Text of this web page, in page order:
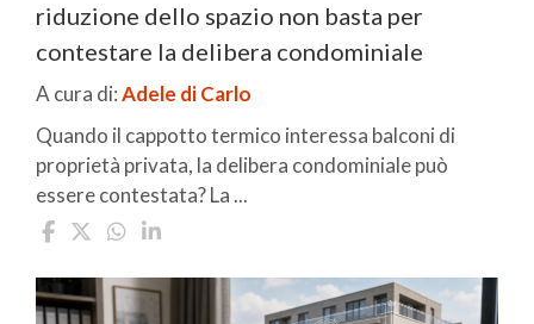
riduzione dello spazio non basta per
contestare la delibera condominiale
A cura di:Adele di Carlo
Quando il cappotto termico interessa balconi di
proprietà privata, la delibera condominiale può
essere contestata? La ...